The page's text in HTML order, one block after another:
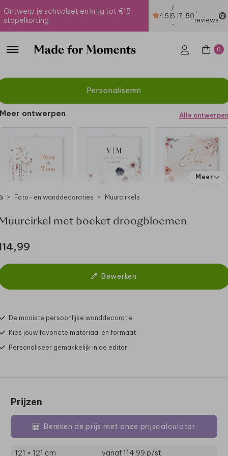
Ontwerp je schoolset en krijg tot €15
stapelkorting
4.51
/
5
-
17.150+
reviews
0
Personaliseren
Meer ontwerpen Alle ontwerpen
Meer
Foto- en wanddecoraties Muurcirkels
met boeket droogbloemen
Bewerken
De mooiste persoonlijke wanddecoratie
Kies jouw favoriete materiaal en formaat
Personaliseer gemakkelijk in de editor
Prijzen
Bereken de prijs met onze prijscalculator
121 × 121 cm vanaf 114,99 p/st